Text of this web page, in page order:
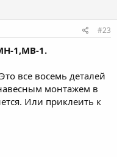
#23
1,МВ-1.
все восемь деталей
монтажем в
Или приклеить к